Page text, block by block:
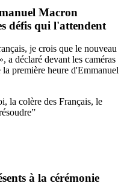
Macron
défis qui l'attendent
je crois que le nouveau
a déclaré devant les caméras
première heure d'Emmanuel
la colère des Français, le
à la cérémonie